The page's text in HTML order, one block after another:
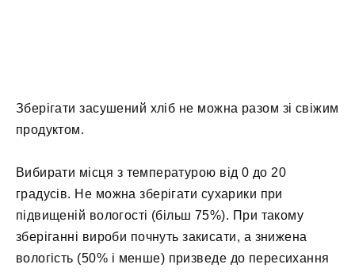
Зберігати засушений хліб не можна разом зі свіжим
продуктом.
Вибирати місця з температурою від 0 до 20
градусів. Не можна зберігати сухарики при
підвищеній вологості (більш 75%). При такому
зберіганні вироби почнуть закисати, а знижена
вологість (50% і менше) призведе до пересихання